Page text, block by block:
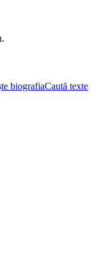
biografiaCaută texte